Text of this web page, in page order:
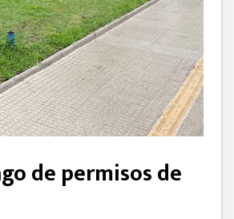
de permisos de